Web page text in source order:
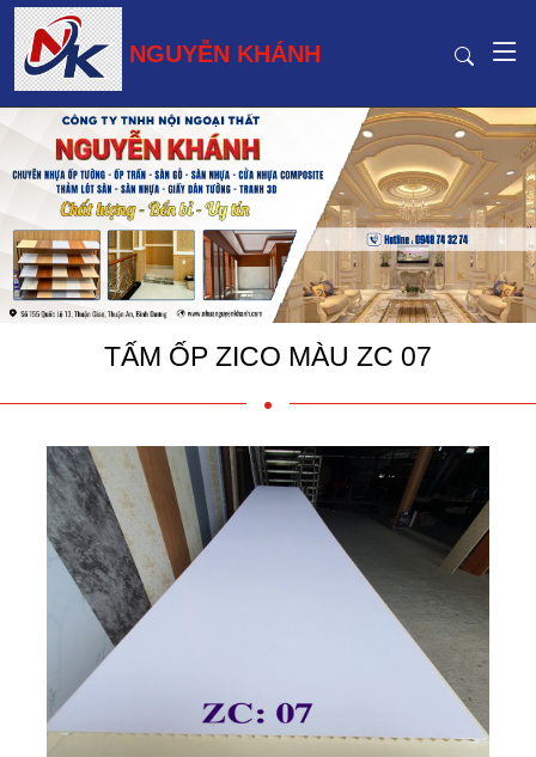
NGUYỄN KHÁNH
TẤM ỐP ZICO MÀU ZC 07